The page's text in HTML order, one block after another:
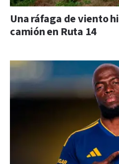
Una ráfaga de viento
camión en Ruta 14